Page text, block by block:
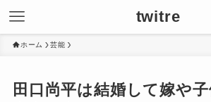
twitre
ホーム 芸能
田口尚平は結婚して嫁や